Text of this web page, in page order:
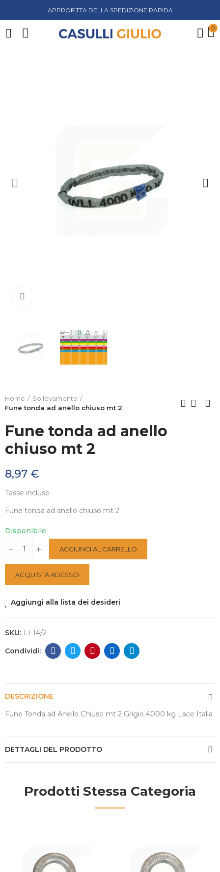
APPROFITTA DELLA SPEDIZIONE RAPIDA
0
Home
Sollevamento
Fune tonda ad anello chiuso mt 2
Fune tonda ad anello
chiuso mt 2
8,97 €
Tasse incluse
Fune tonda ad anello chiuso mt 2
Disponibile
AGGIUNGI AL CARRELLO
ACQUISTA ADESSO
Aggiungi alla lista dei desideri
SKU: LFT4/2
DESCRIZIONE
Fune Tonda ad Anello Chiuso mt 2 Grigio 4000 kg Lace Italia
DETTAGLI DEL PRODOTTO
Prodotti Stessa Categoria